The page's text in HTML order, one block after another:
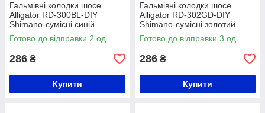
Гальмівні колодки шосе
Alligator RD-300BL-DIY
Shimano-сумісні синій
Готово до відправки 2 од.
286 ₴
Купити
Гальмівні колодки шосе
Alligator RD-302GD-DIY
Shimano-сумісні золотий
Готово до відправки 3 од.
286 ₴
Купити